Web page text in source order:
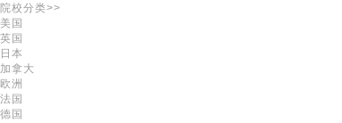
院校分类>>
美国
英国
日本
加拿大
欧洲
法国
德国